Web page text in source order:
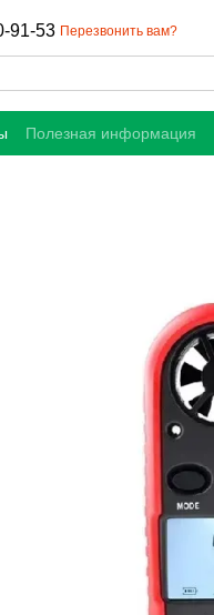
91-53 Перезвонить вам?
Полезная информация